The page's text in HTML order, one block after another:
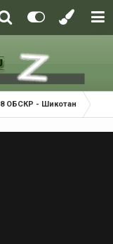
8 ОБСКР - Шикотан